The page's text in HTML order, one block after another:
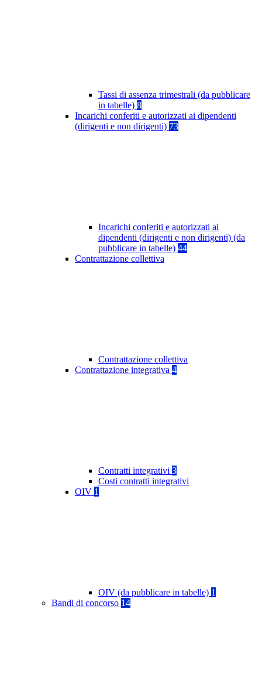
Tassi di assenza trimestrali (da pubblicare
in tabelle) 8
Incarichi conferiti e autorizzati ai dipendenti
(dirigenti e non dirigenti) 73
Incarichi conferiti e autorizzati ai
dipendenti (dirigenti e non dirigenti) (da
pubblicare in tabelle) 44
Contrattazione collettiva
Contrattazione collettiva
Contrattazione integrativa 4
Contratti integrativi 3
Costi contratti integrativi
OIV 1
OIV (da pubblicare in tabelle) 1
Bandi di concorso 14